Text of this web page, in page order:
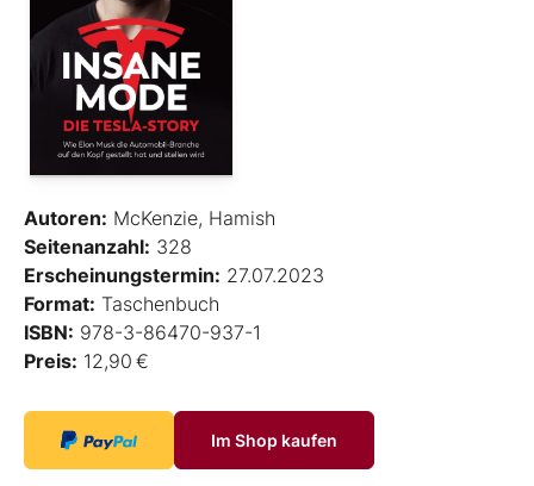
Autoren: McKenzie, Hamish
Seitenanzahl: 328
Erscheinungstermin: 27.07.2023
Format: Taschenbuch
ISBN: 978-3-86470-937-1
Preis: 12,90 €
Im Shop kaufen